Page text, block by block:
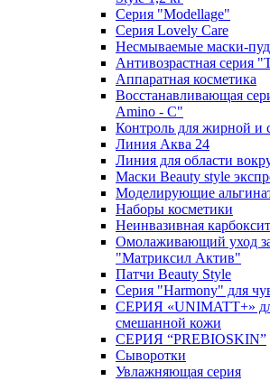
Серия "Modellage"
Cерия Lovely Care
Несмываемые маски-
Антивозрастная серия
Аппаратная косметика
Восстанавливающая
Amino - C"
Контроль для жирной и
Линия Аква 24
Линия для области
Маски Beauty style
Моделирующие
Наборы косметики
Неинвазивная
Омолаживающий уход
"Матриксил Актив"
Патчи Beauty Style
Серия "Harmony" для
СЕРИЯ «UNIMATT+»
смешанной кожи
СЕРИЯ “PREBIOSKIN”
Сыворотки
Увлажняющая серия